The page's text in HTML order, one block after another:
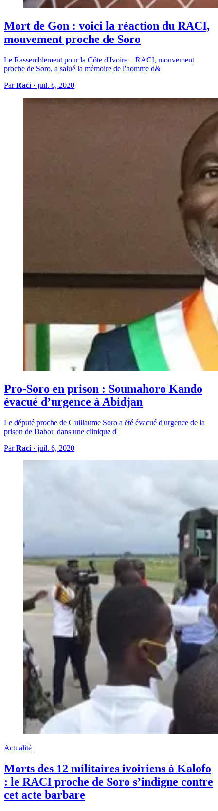
Mort de Gon : voici la réaction du RACI,
mouvement proche de Soro
Le Rassemblement pour la Côte d'Ivoire – RACI, mouvement
proche de Soro, a salué la mémoire de l'homme d&
ParRaci · juil. 8, 2020
Pro-Soro en prison : Soumahoro Kando
évacué d’urgence à Abidjan
Le député proche de Guillaume Soro a été évacué d'urgence de la
prison de Dabou dans une clinique d'
ParRaci · juil. 6, 2020
Actualité
Morts des 12 militaires ivoiriens à Kalofo
: le RACI proche de Soro s’indigne contre
cet acte barbare